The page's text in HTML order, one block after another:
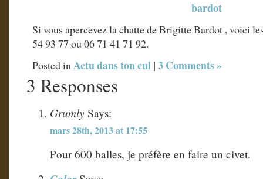
Si vous apercevez la chatte de Brigitte Bardot , voici
54 93 77 ou 06 71 41 71 92.
Posted inActu dans ton cul|3 Comments »
3 Responses
Grumly Says:
mars 28th, 2013 at 17:55
Pour 600 balles, je préfère en faire un civet.